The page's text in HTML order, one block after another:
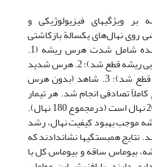
ویژگی‏های فیزیولوژیکی و
روی نهال‌های یکسالة بازکاشتی
آن انجام گرفت. تیمارهای اعمال‌شده شامل شدت هرس ریشه (1.
هرس ملایم (حدود 8 سانتی‌متر انتهایی ریشه قطع شد)؛ 2. هرس شدید
(حدود 15 سانتی‌متر انتهایی ریشه قطع شد)؛ 3. شاهد (بدون هرس
تصادفی انجام شد. هر تیمار
شامل سه تکرار و هر تکرار شامل 20 نهال است (در‌مجموع 180 نهال).
موجب بهبود کیفیت نهال، رشد
نتایج همبستگی‏ها نشان‏دادند که
بیوماس ساقه و بیوماس کل با